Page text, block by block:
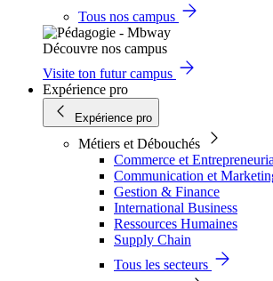
Tous nos campus
Découvre nos campus
Visite ton futur campus
Expérience pro
Expérience pro
Métiers et Débouchés
Commerce et
Communication et
Gestion & Finance
International Business
Ressources Humaines
Supply Chain
Tous les secteurs